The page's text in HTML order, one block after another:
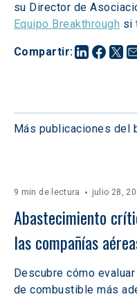
Compartir:
su Director de
Equipo Breakthrough si
Más publicaciones del
9 min de lectura julio 28,
Abastecimiento
las compañías
Descubre cómo
de combustible más